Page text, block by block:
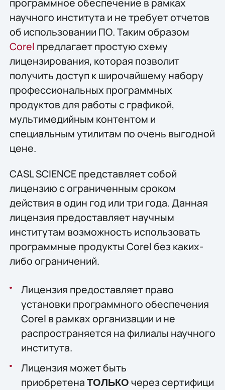
научного института и не требует отчетов
об использовании ПО. Таким образом
Corel предлагает простую схему
лицензирования, которая позволит
получить доступ к широчайшему набору
профессиональных программных
продуктов для работы с графикой,
мультимедийным контентом и
специальным утилитам по очень выгодной
цене.
CASL SCIENCE представляет собой
лицензию с ограниченным сроком
действия в один год или три года. Данная
лицензия предоставляет научным
институтам возможность использовать
программные продукты Corel без каких-
либо ограничений.
Лицензия предоставляет право
установки программного обеспечения
Corel в рамках организации и не
распространяется на филиалы научного
института.
Лицензия может быть
приобретена ТОЛЬКО через сертифици